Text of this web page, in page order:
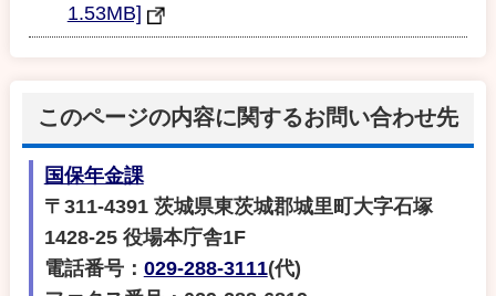
1.53MB]
このページの内容に関するお問い合わせ先
国保年金課
〒311-4391 茨城県東茨城郡城里町大字石塚
1428-25 役場本庁舎1F
電話番号： 029-288-3111(代)